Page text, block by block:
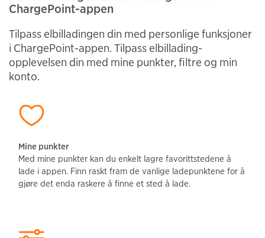
ChargePoint-appen
Tilpass elbilladingen din med personlige funksjoner
i ChargePoint-appen. Tilpass elbillading-
opplevelsen din med mine punkter, filtre og min
konto.
Mine punkter
Med mine punkter kan du enkelt lagre favorittstedene å
lade i appen. Finn raskt fram de vanlige ladepunktene for å
gjøre det enda raskere å finne et sted å lade.